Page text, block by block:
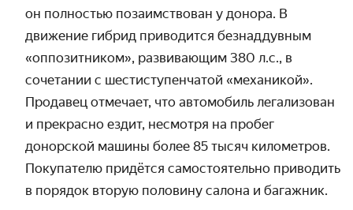
он полностью позаимствован у донора. В
движение гибрид приводится безнаддувным
«оппозитником», развивающим 380 л.с., в
сочетании с шестиступенчатой «механикой».
Продавец отмечает, что автомобиль легализован
и прекрасно ездит, несмотря на пробег
донорской машины более 85 тысяч километров.
Покупателю придётся самостоятельно приводить
в порядок вторую половину салона и багажник.